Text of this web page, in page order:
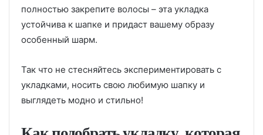
полностью закрепите волосы – эта укладка
устойчива к шапке и придаст вашему образу
особенный шарм.
Так что не стесняйтесь экспериментировать с
укладками, носить свою любимую шапку и
выглядеть модно и стильно!